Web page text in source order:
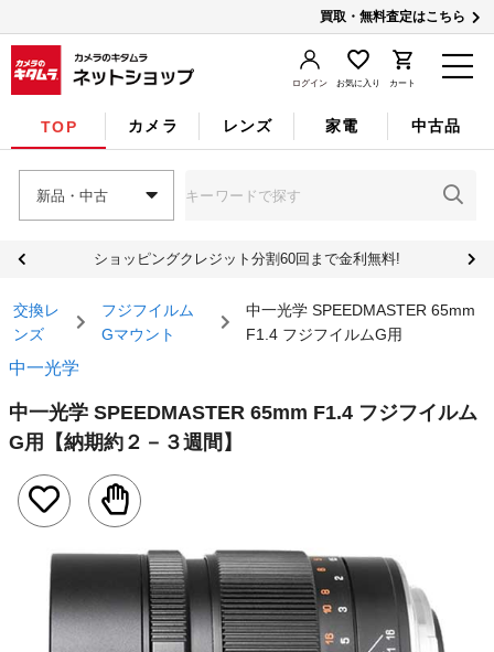
買取・無料査定はこちら
ログイン お気に入り カート
TOP カメラ レンズ 家電 中古品
新品・中古
ショッピングクレジット分割60回まで金利無料!
交換レ
ンズ
フジフイルム
Gマウント
中一光学 SPEEDMASTER 65mm
F1.4 フジフイルムG用
中一光学
中一光学 SPEEDMASTER 65mm F1.4 フジフイルム
G用
【納期約２－３週間】